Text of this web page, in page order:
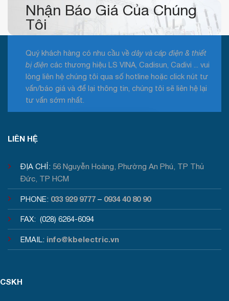
Nhận Báo Giá Của Chúng
Tôi
Quý khách hàng có nhu cầu về dây và cáp điện & thiết
bị điện các thương hiệu LS VINA, Cadisun, Cadivi ... vui
lòng liên hệ chúng tôi qua số hotline hoặc click nút tư
vấn/báo giá và để lại thông tin, chúng tôi sẽ liên hệ lại
tư vấn sớm nhất.
LIÊN HỆ
ĐỊA CHỈ: 56 Nguyễn Hoàng, Phường An Phú, TP Thủ
Đức, TP HCM
PHONE: 033 929 9777 – 0934 40 80 90
FAX: (028) 6264-6094
EMAIL: info@kbelectric.vn
CSKH